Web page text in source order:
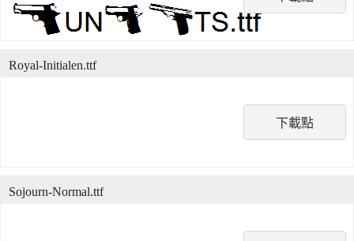
下載點
Royal-Initialen.ttf
Sojourn-Normal.ttf